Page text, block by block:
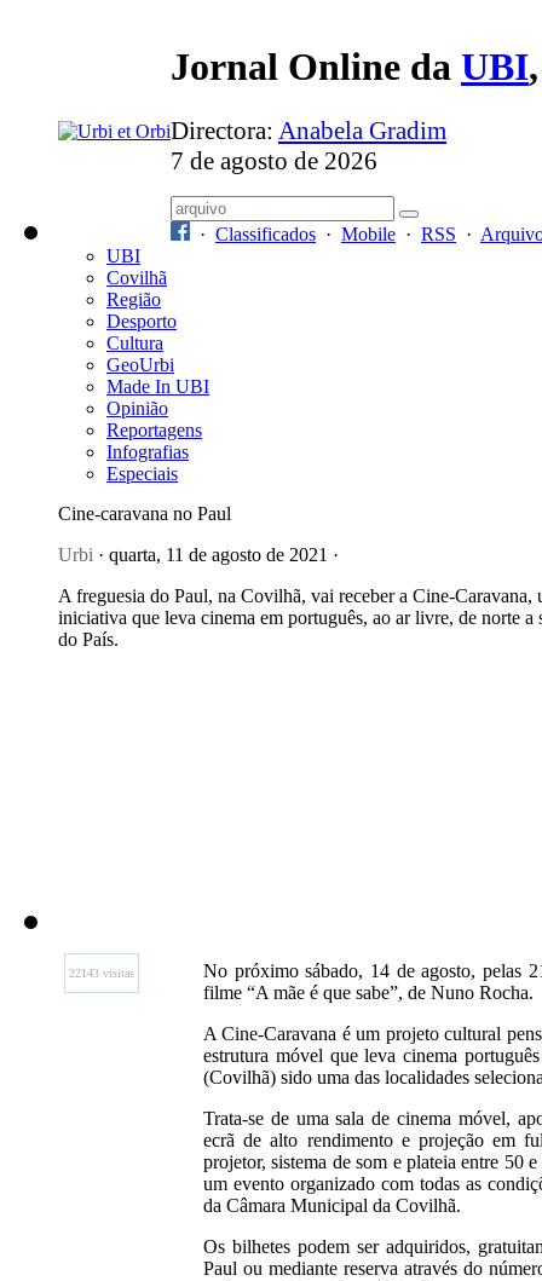
Jornal Online da UBI
Directora: Anabela Gradim
7 de agosto de 2026
· Classificados · Mobile · RSS ·
UBI
Covilhã
Região
Desporto
Cultura
GeoUrbi
Made In UBI
Opinião
Reportagens
Infografias
Especiais
Cine-caravana no Paul
Urbi · quarta, 11 de agosto de 2021 ·
A freguesia do Paul, na Covilhã, vai receber a Cine-Caravana,
iniciativa que leva cinema em português, ao ar livre, de norte a
do País.
22143 visitas
No próximo sábado, 14 de agosto, pelas
filme “A mãe é que sabe”, de Nuno Rocha.
A Cine-Caravana é um projeto cultural
estrutura móvel que leva cinema
(Covilhã) sido uma das localidades
Trata-se de uma sala de cinema móvel,
ecrã de alto rendimento e projeção em
projetor, sistema de som e plateia entre 50
um evento organizado com todas as
da Câmara Municipal da Covilhã.
Os bilhetes podem ser adquiridos,
Paul ou mediante reserva através do